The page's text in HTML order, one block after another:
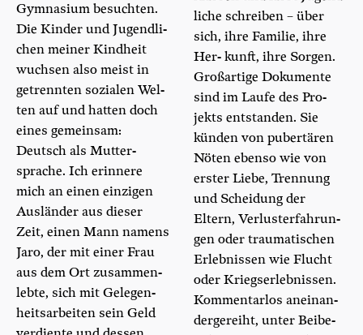
Gym­na­si­um besuch­ten.
Die Kin­der und Jugend­li­
chen mei­ner Kind­heit
wuch­sen also meist in
getrenn­ten sozia­len Wel­
ten auf und hat­ten doch
eines gemein­sam:
Deutsch als Mut­ter-
spra­che. Ich erin­ne­re
mich an einen ein­zi­gen
Aus­län­der aus die­ser
Zeit, einen Mann namens
Jaro, der mit einer Frau
aus dem Ort zusam­men­
leb­te, sich mit Gele­gen­
heits­ar­bei­ten sein Geld
li­che schrei­ben – über
sich, ihre Fami­lie, ihre
Her- kunft, ihre Sor­gen.
Groß­ar­ti­ge Doku­men­te
sind im Lau­fe des Pro­
jekts ent­stan­den. Sie
kün­den von puber­tä­ren
Nöten eben­so wie von
ers­ter Lie­be, Tren­nung
und Schei­dung der
Eltern, Ver­lust­er­fah­run­
gen oder trau­ma­ti­schen
Erleb­nis­sen wie Flucht
oder Kriegs­er­leb­nis­sen.
Kom­men­tar­los anein­an­
der­ge­reiht, unter Bei­be­